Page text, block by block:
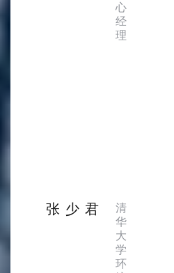
心
经
理
张少君
清
华
大
学
环